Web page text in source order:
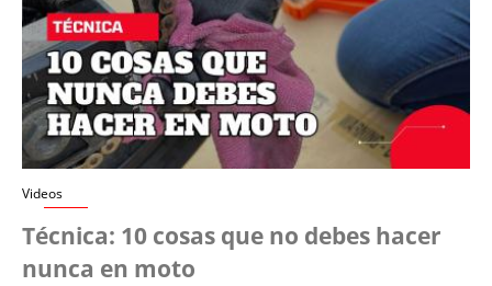
Videos
Técnica: 10 cosas que no debes hacer
nunca en moto